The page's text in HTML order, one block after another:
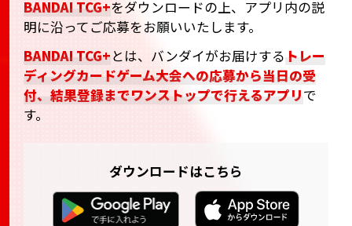
BANDAI TCG+をダウンロードの上、アプリ内の説
明に沿ってご応募をお願いいたします。
BANDAI TCG+とは、バンダイがお届けする トレー
ディングカードゲーム大会への応募から当日の受
付、結果登録までワンストップで行えるアプリで
す。
ダウンロードはこちら